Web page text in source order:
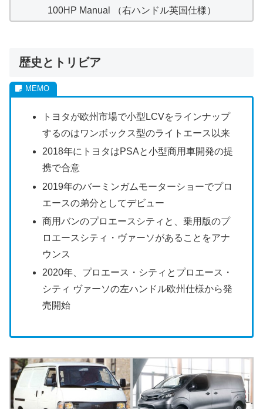
100HP Manual （右ハンドル英国仕様）
歴史とトリビア
トヨタが欧州市場で小型LCVをラインナップ
するのはワンボックス型のライトエース以来
2018年にトヨタはPSAと小型商用車開発の提
携で合意
2019年のバーミンガムモーターショーでプロ
エースの弟分としてデビュー
商用バンのプロエースシティと、乗用版のプ
ロエースシティ・ヴァーソがあることをアナ
ウンス
2020年、プロエース・シティとプロエース・
シティ ヴァーソの左ハンドル欧州仕様から発
売開始